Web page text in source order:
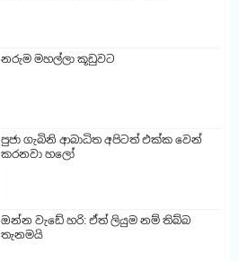
නරුම මහල්ලා කූඩුවට
පුජා ගැබිනි ආබාධිත අපිටත් එක්ක වෙන්
කරනවා හලෝ
ඔන්න වැඩේ හරි: ඒත් ලියුම නම් තිබ්බ
තැනමයි